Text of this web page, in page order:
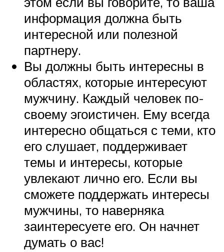
информация должна быть
интересной или полезной
партнеру.
Вы должны быть интересны в
областях, которые интересуют
мужчину. Каждый человек по-
своему эгоистичен. Ему всегда
интересно общаться с теми, кто
его слушает, поддерживает
темы и интересы, которые
увлекают лично его. Если вы
сможете поддержать интересы
мужчины, то наверняка
заинтересуете его. Он начнет
думать о вас!